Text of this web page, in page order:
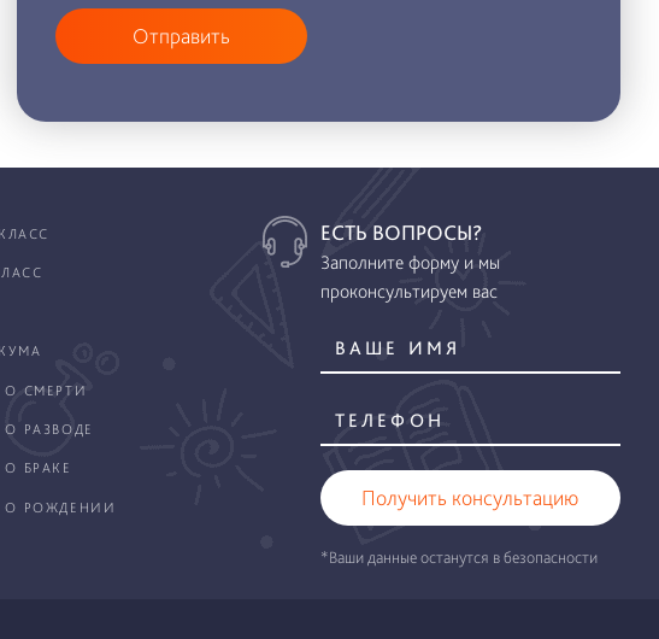
Отправить
О СМЕРТИ
О РАЗВОДЕ
О БРАКЕ
О РОЖДЕНИИ
ЕСТЬ ВОПРОСЫ?
Заполните форму и мы
проконсультируем вас
Получить консультацию
*Ваши данные останутся в безопасности